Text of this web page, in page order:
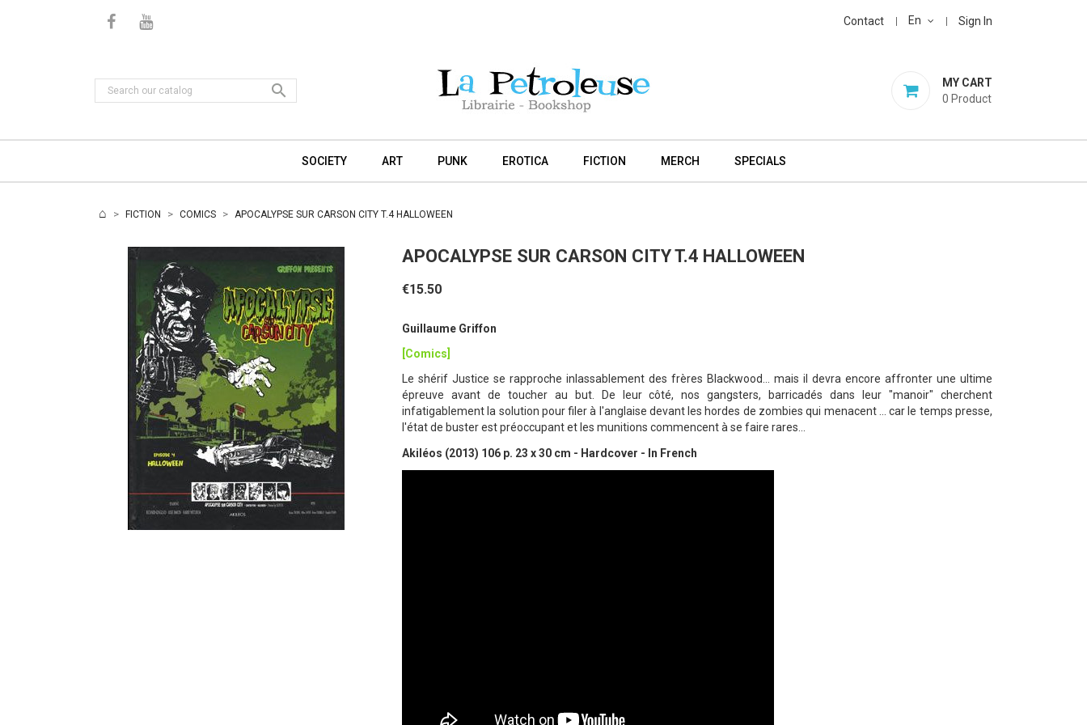
Contact En Sign In
MY CART
0 Product

SOCIETY ART PUNK EROTICA FICTION MERCH SPECIALS
FICTION COMICS APOCALYPSE SUR CARSON CITY T.4 HALLOWEEN
APOCALYPSE SUR CARSON CITY T.4 HALLOWEEN
€15.50
Guillaume Griffon
[Comics]
Le shérif Justice se rapproche inlassablement des frères Blackwood... mais il devra encore affronter une ultime
épreuve avant de toucher au but. De leur côté, nos gangsters, barricadés dans leur "manoir" cherchent
infatigablement la solution pour filer à l'anglaise devant les hordes de zombies qui menacent ... car le temps presse,
l'état de buster est préoccupant et les munitions commencent à se faire rares...
Akiléos (2013) 106 p. 23 x 30 cm - Hardcover - In French